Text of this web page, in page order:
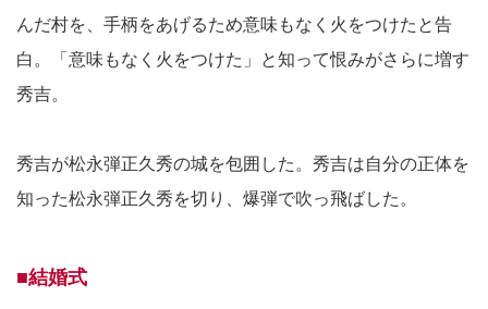
んだ村を、手柄をあげるため意味もなく火をつけたと告
白。「意味もなく火をつけた」と知って恨みがさらに増す
秀吉。
秀吉が松永弾正久秀の城を包囲した。秀吉は自分の正体を
知った松永弾正久秀を切り、爆弾で吹っ飛ばした。
■結婚式